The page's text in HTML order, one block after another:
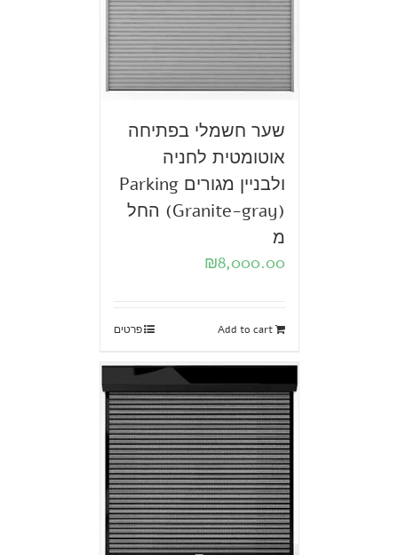
שער חשמלי בפתיחה
אוטומטית לחניה
ולבניין מגורים Parking
(Granite-gray) החל
מ
₪8,000.00
Add to cart פרטים